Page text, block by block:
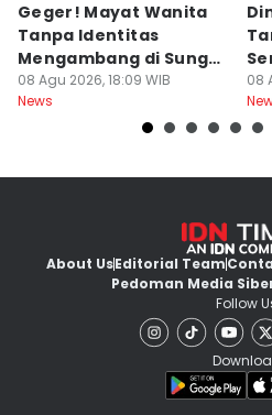
Geger! Mayat Wanita
Tanpa Identitas
Mengambang di Sungai
Cibatu
08 Agu 2026, 18:09 WIB
News
08
About UsEditorial Team
Pedoman Media
Follow